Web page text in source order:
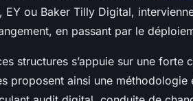
EY ou Baker Tilly Digital,
en passant par le
structures s’appuie sur une
proposent ainsi une méthodologie